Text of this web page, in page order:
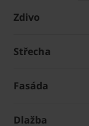
Zdivo
Střecha
Fasáda
Dlažba